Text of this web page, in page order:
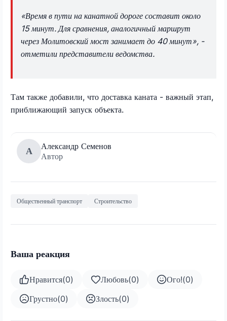
«Время в пути на канатной дороге составит около
15 минут. Для сравнения, аналогичный маршрут
через Молитовский мост занимает до 40 минут», -
отметили представители ведомства.
Там также добавили, что доставка каната - важный этап,
приближающий запуск объекта.
А
Александр Семенов
Автор
Общественный транспорт Строительство
Ваша реакция
Нравится(0) Любовь(0) Ого!(0)
Грустно(0) Злость(0)